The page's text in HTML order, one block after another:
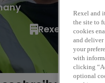
Rexel
Rexel and
the site to
cookies
and deliver
your
with
clicking
optional